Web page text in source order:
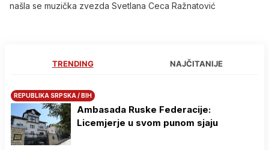
našla se muzička zvezda Svetlana Ceca Ražnatović
TRENDING NAJČITANIJE
REPUBLIKA SRPSKA / BIH
Ambasada Ruske Federacije:
Licemjerje u svom punom sjaju